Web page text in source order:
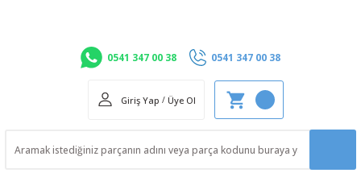
0541 347 00 38 0541 347 00 38
Giriş Yap / Üye Ol